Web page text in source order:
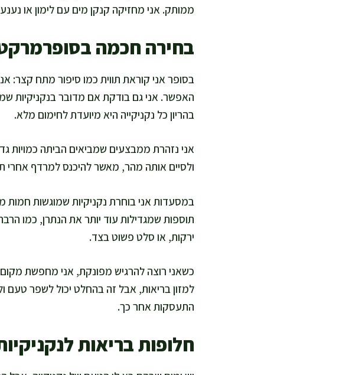
ממותק. אני מחזיקה קנקן מים עם לימון או
בחירה חכמה
בסופר אני קוראת תווית כמו סיפור מתח קצר:
האפשר. אני גם בודקת אם מדובר בנקניקיות
בהריון כל נקניקייה היא מיועדת לחימום מלא.
אני נזהרת ממבצעים שמביאים הביתה כמויות
ולסיים אותה מהר, מאשר להיכנס למרדף
במסעדות אני בוחרת נקניקיות שמוגשות
תוספות שמגדילות עוד יותר את הנתרן, כמו
ירקות, או סלט פשוט בצד.
כשאני רוצה להרגיש מפונקת, אני מחפשת מקום
למזון בריאות, אבל זה בהחלט יכול לשפר טעם
התעסקות אחר כך.
חלופות בריאות